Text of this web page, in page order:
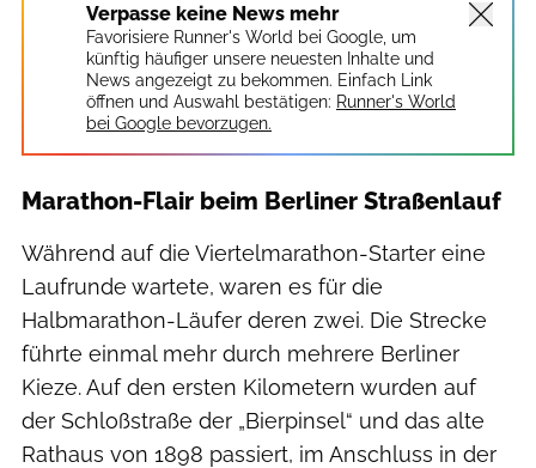
Verpasse keine News mehr
Favorisiere Runner's World bei Google, um
künftig häufiger unsere neuesten Inhalte und
News angezeigt zu bekommen. Einfach Link
öffnen und Auswahl bestätigen: Runner's World
bei Google bevorzugen.
Marathon-Flair beim Berliner Straßenlauf
Während auf die Viertelmarathon-Starter eine
Laufrunde wartete, waren es für die
Halbmarathon-Läufer deren zwei. Die Strecke
führte einmal mehr durch mehrere Berliner
Kieze. Auf den ersten Kilometern wurden auf
der Schloßstraße der „Bierpinsel“ und das alte
Rathaus von 1898 passiert, im Anschluss in der